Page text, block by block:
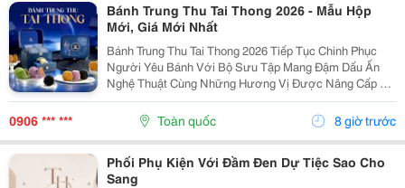
Bánh Trung Thu Tai Thong 2026 - Mẫu Hộp
Mới, Giá Mới Nhất
Bánh Trung Thu Tai Thong 2026 Tiếp Tục Chinh Phục
Người Yêu Bánh Với Bộ Sưu Tập Mang Đậm Dấu Ấn
Nghệ Thuật Cùng Những Hương Vị Được Nâng Cấp Từ
Công Thức Truyền Thống Hơn 100 Năm. Không Chỉ Sở
Hữu Thiết Kế Hộp Quà Tinh Tế, Sang Trọng, Tai Thong
0906 *** *** Toàn quốc 8 giờ trước
Phối Phụ Kiện Với Đầm Đen Dự Tiệc Sao Cho
Sang